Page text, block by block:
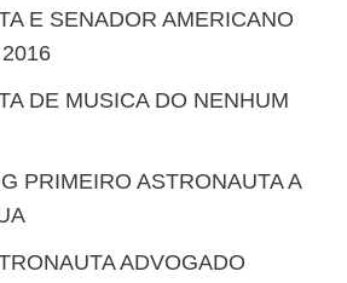
E SENADOR AMERICANO
DE MUSICA DO NENHUM
PRIMEIRO ASTRONAUTA A
ADVOGADO